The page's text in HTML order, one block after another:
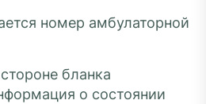
номер амбулаторной
бланка
о состоянии